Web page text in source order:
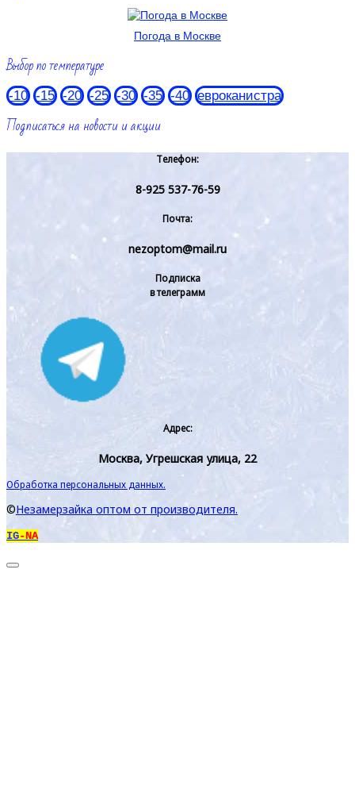
Погода в Москве
Выбор по температуре
-10 -15 -20 -25 -30 -35 -40 евроканистра
Подписаться на новости и акции
Телефон:
8-925 537-76-59
Почта:
nezoptom@mail.ru
Подписка
в телеграмм
Адрес:
Москва, Угрешская улица, 22
Обработка персональных данных.
©Незамерзайка оптом от производителя.
IG-NA